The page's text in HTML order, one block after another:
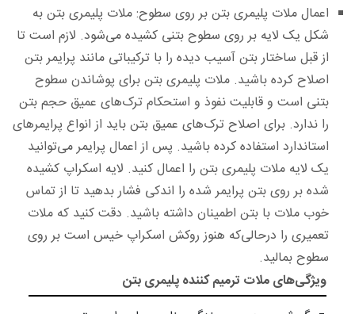
اعمال ملات پلیمری بتن بر روی سطوح:ملات پلیمری بتن به
شکل یک لایه بر روی سطوح بتنی کشیده می‌شود. لازم است تا
از قبل ساختار بتن آسیب‌ دیده را با ترکیباتی مانند پرایمر بتن
اصلاح کرده باشید. ملات پلیمری بتن برای پوشاندن سطوح
بتنی است و قابلیت نفوذ و استحکام ترک‌های عمیق حجم بتن
را ندارد. برای اصلاح ترک‌های عمیق بتن باید از انواع پرایمرهای
استاندارد استفاده کرده باشید. پس ‌از اعمال پرایمر می‌توانید
یک‌ لایه ملات پلیمری بتن را اعمال کنید. لایه اسکراپ کشیده‌
شده بر روی بتن پرایمر شده را اندکی فشار بدهید تا از تماس
خوب ملات با بتن اطمینان داشته باشید. دقت کنید که ملات
تعمیری را درحالی‌که هنوز روکش اسکراپ خیس است بر روی
سطوح بمالید.
ویژگی‌های ملات ترمیم کننده پلیمری بتن